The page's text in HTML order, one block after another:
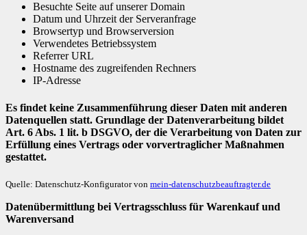
Besuchte Seite auf unserer Domain
Datum und Uhrzeit der Serveranfrage
Browsertyp und Browserversion
Verwendetes Betriebssystem
Referrer URL
Hostname des zugreifenden Rechners
IP-Adresse
Es findet keine Zusammenführung dieser Daten mit anderen
Datenquellen statt. Grundlage der Datenverarbeitung bildet
Art. 6 Abs. 1 lit. b DSGVO, der die Verarbeitung von Daten zur
Erfüllung eines Vertrags oder vorvertraglicher Maßnahmen
gestattet.
Quelle: Datenschutz-Konfigurator von mein-datenschutzbeauftragter.de
Datenübermittlung bei Vertragsschluss für Warenkauf und
Warenversand